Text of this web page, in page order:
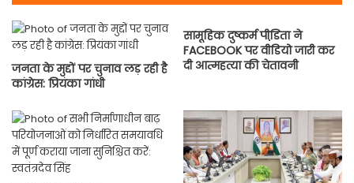
जनता के मुद्दों पर चुनाव लड़ रही है
कांग्रेस: प्रियंका गांधी
सामूहिक दुष्कर्म पीडि़ता ने
FACEBOOK पर वीडियो जारी कर
दी आत्महत्या की चेतावनी